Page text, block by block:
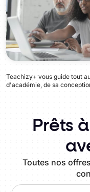
Teachizy+ vous guide tout
d'académie, de sa
Prêts
Toutes nos